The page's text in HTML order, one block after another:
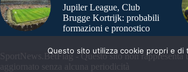
Jupiler League, Club
Brugge Kortrijk: probabili
formazioni e pronostico
SportNews.BetFlag - Questo sito non
aggiornato senza alcuna periodicità
Questo sito utilizza cookie propri e di